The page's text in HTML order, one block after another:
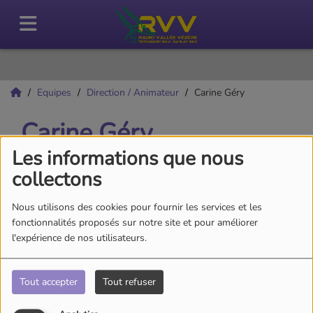
Les informations que nous
collectons
Nous utilisons des cookies pour fournir les services et les
fonctionnalités proposés sur notre site et pour améliorer
l'expérience de nos utilisateurs.
Tout accepter Tout refuser
Equipes Direction / Animateur Carine Géry
Carine Géry
Animateur / Technicien